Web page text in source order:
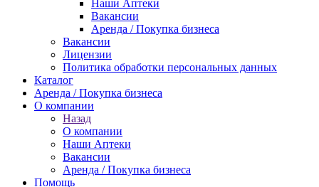
Наши Аптеки
Вакансии
Аренда / Покупка бизнеса
Вакансии
Лицензии
Политика обработки персональных данных
Каталог
Аренда / Покупка бизнеса
О компании
Назад
О компании
Наши Аптеки
Вакансии
Аренда / Покупка бизнеса
Помощь